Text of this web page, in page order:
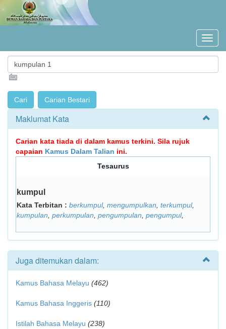
Maklumat Kata
Carian kata tiada di dalam kamus terkini. Sila rujuk
capaian Kamus Dalam Talian ini.
Tesaurus
kumpul
Kata Terbitan : berkumpul, mengumpulkan terkumpul,
kumpulan perkumpulan pengumpulan pengumpul,
Juga ditemukan dalam:
Kamus Bahasa Melayu (462)
Kamus Bahasa Inggeris (110)
Istilah Bahasa Melayu (238)